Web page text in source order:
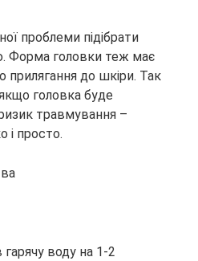
проблеми підібрати
Форма головки теж має
прилягання до шкіри. Так
головка буде
травмування –
і просто.
гарячу воду на 1-2